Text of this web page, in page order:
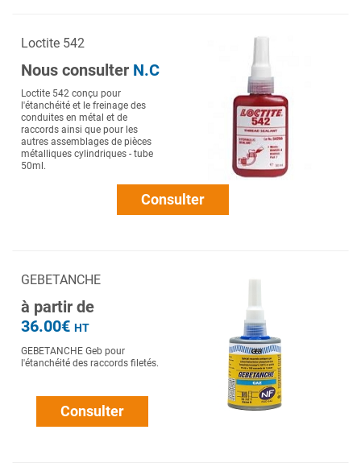
Loctite 542
Nous consulter N.C
Loctite 542 conçu pour
l'étanchéité et le freinage des
conduites en métal et de
raccords ainsi que pour les
autres assemblages de pièces
métalliques cylindriques - tube
50ml.
Consulter
GEBETANCHE
à partir de
36.00€ HT
GEBETANCHE Geb pour
l'étanchéité des raccords filetés.
Consulter